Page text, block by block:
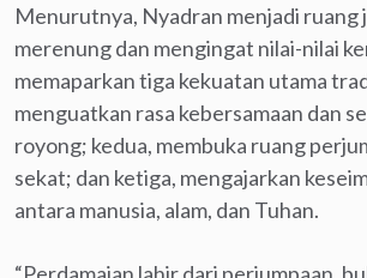
Menurutnya, Nyadran menjadi ruang
merenung dan mengingat nilai-nilai
memaparkan tiga kekuatan utama
menguatkan rasa kebersamaan dan
royong; kedua, membuka ruang
sekat; dan ketiga, mengajarkan
antara manusia, alam, dan Tuhan.